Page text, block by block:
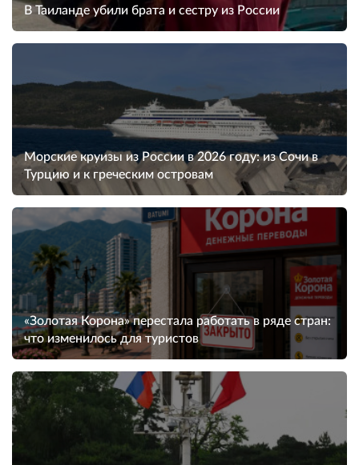
В Таиланде убили брата и сестру из России
Морские круизы из России в 2026 году: из Сочи в
Турцию и к греческим островам
«Золотая Корона» перестала работать в ряде стран:
что изменилось для туристов